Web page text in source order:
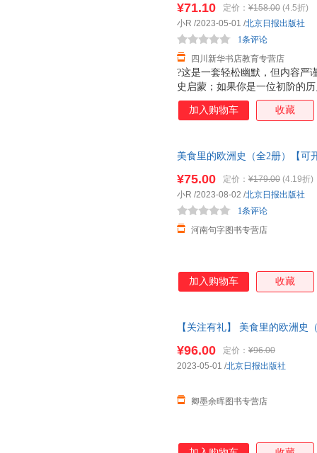
子觉得历史枯燥乏味的刻板印
理解的小块信息搭配全景漫画
起来轻松无压力，根本
?这是一套轻松幽默，但内容严
史启蒙；如果你是一位初阶的
了解跌宕起伏的欧洲历史，收
明治、巧克力和曲奇饼等14种
刻记忆，为后续进行系统化的
子觉得历史枯燥乏味的刻板印
理解的小块信息搭配全景漫画
起来轻松无压力，根本
¥71.10 定价： ¥158.00 (4.5折)
四川新华书店教育专营店
1条评论
小R /2023-05-01 /北京日报出版社
加入购物车 收藏
美食里的欧洲史（全2册）【可
¥75.00 定价： ¥179.00 (4.19折)
河南句字图书专营店
1条评论
小R /2023-08-02 /北京日报出版社
加入购物车 收藏
【关注有礼】 美食里的欧洲史
¥96.00 定价： ¥96.00
卿墨余晖图书专营店
2023-05-01 /北京日报出版社